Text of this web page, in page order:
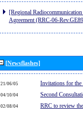
[Regional
Agreement (RRC-06-
[Newsflashes]
21/06/05 Invitations for the
04/10/04 Second
02/08/04 RRC to review